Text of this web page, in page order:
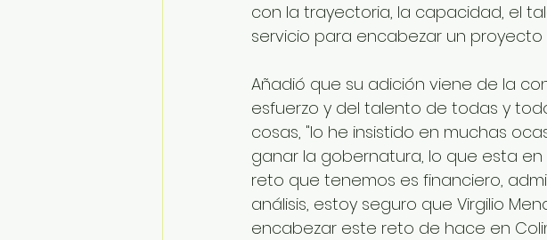
con la trayectoria, la capacidad, el
servicio para encabezar un proyecto
Añadió que su adición viene de la
esfuerzo y del talento de todas y
cosas, "lo he insistido en muchas
ganar la gobernatura, lo que esta
reto que tenemos es financiero,
análisis, estoy seguro que Virgilio
encabezar este reto de hace en